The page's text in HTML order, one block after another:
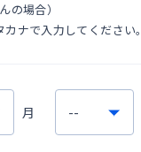
の場合）
ナで入力してください。
月